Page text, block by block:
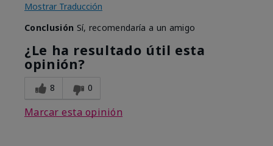
Mostrar Traducción
Conclusión Sí, recomendaría a un amigo
¿Le ha resultado útil esta
opinión?
8 0
Marcar esta opinión